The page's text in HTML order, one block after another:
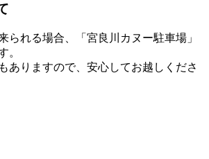
られる場合、「宮良川カヌー駐車場」
。
ありますので、安心してお越しくださ